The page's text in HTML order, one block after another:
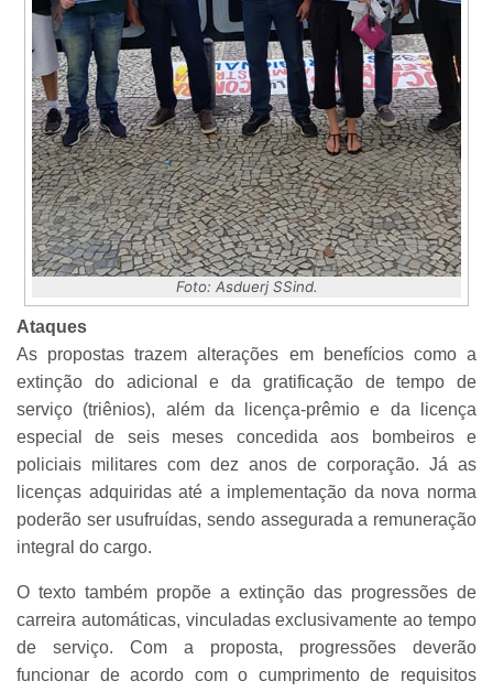
Foto: Asduerj SSind.
Ataques
As propostas trazem alterações em benefícios como a
extinção do adicional e da gratificação de tempo de
serviço (triênios), além da licença-prêmio e da licença
especial de seis meses concedida aos bombeiros e
policiais militares com dez anos de corporação. Já as
licenças adquiridas até a implementação da nova norma
poderão ser usufruídas, sendo assegurada a remuneração
integral do cargo.
O texto também propõe a extinção das progressões de
carreira automáticas, vinculadas exclusivamente ao tempo
de serviço. Com a proposta, progressões deverão
funcionar de acordo com o cumprimento de requisitos